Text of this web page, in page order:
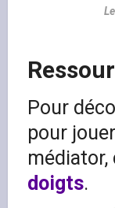
Pour
pour
doigts.